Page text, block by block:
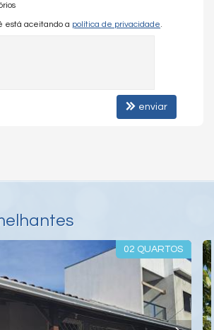
está aceitando a política de privacidade
enviar
02 QUARTOS